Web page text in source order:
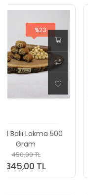
%20
Orcik Beyaz Üzüm
900,00 TL